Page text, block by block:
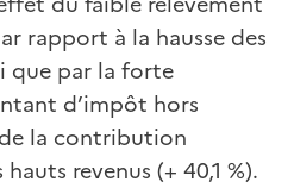
rapport à la hausse des
que par la forte
d’impôt hors
la contribution
revenus (+ 40,1 %).